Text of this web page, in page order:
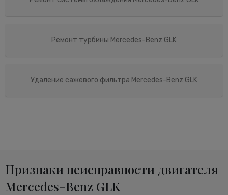
Ремонт турбины Mercedes-Benz GLK
Удаление сажевого фильтра Mercedes-Benz GLK
Признаки неисправности двигателя
Mercedes-Benz GLK